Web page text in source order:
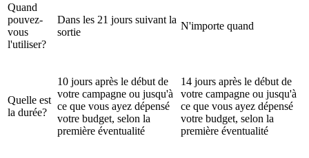
Quand
pouvez-
vous
l'utiliser?
Dans les 21 jours suivant la
sortie
N'importe quand
Quelle est
la durée?
10 jours après le début de
votre campagne ou jusqu'à
ce que vous ayez dépensé
votre budget, selon la
première éventualité
14 jours après le début de
votre campagne ou jusqu'à
ce que vous ayez dépensé
votre budget, selon la
première éventualité